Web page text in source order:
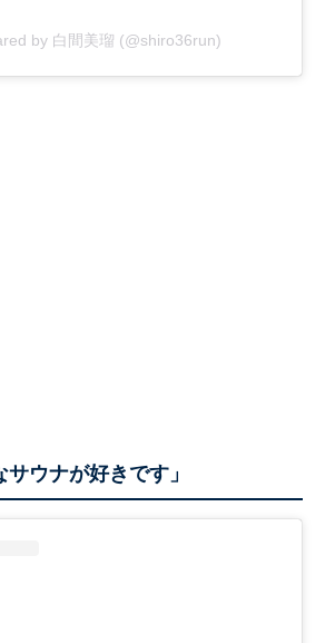
by 白間美瑠 (@shiro36run)
サウナが好きです」